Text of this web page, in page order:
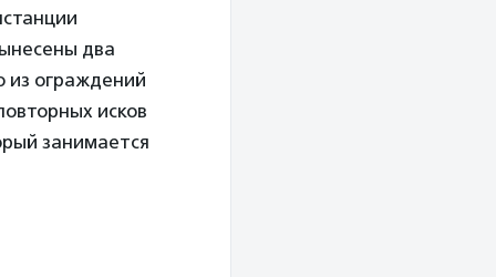
два
из ограждений
исков
занимается